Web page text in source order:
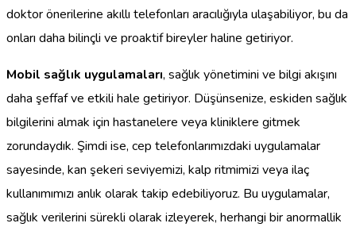
doktor önerilerine akıllı telefonları aracılığıyla ulaşabiliyor, bu da
onları daha bilinçli ve proaktif bireyler haline getiriyor.
Mobil sağlık uygulamaları, sağlık yönetimini ve bilgi akışını
daha şeffaf ve etkili hale getiriyor. Düşünsenize, eskiden sağlık
bilgilerini almak için hastanelere veya kliniklere gitmek
zorundaydık. Şimdi ise, cep telefonlarımızdaki uygulamalar
sayesinde, kan şekeri seviyemizi, kalp ritmimizi veya ilaç
kullanımımızı anlık olarak takip edebiliyoruz. Bu uygulamalar,
sağlık verilerini sürekli olarak izleyerek, herhangi bir anormallik